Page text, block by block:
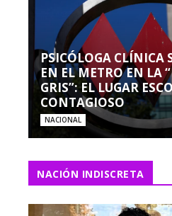
PSICÓLOGA CLÍNICA
EN EL METRO EN LA
GRIS”: EL LUGAR
CONTAGIOSO
NACIONAL
NACIÓN INDISCRETA